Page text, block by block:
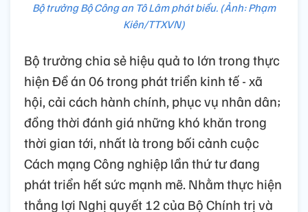
Bộ trưởng Bộ Công an Tô Lâm phát biểu. (Ảnh: Phạm
Kiên/TTXVN)
Bộ trưởng chia sẻ hiệu quả to lớn trong thực
hiện Đề án 06 trong phát triển kinh tế - xã
hội, cải cách hành chính, phục vụ nhân dân;
đồng thời đánh giá những khó khăn trong
thời gian tới, nhất là trong bối cảnh cuộc
Cách mạng Công nghiệp lần thứ tư đang
phát triển hết sức mạnh mẽ. Nhằm thực hiện
thắng lợi Nghị quyết 12 của Bộ Chính trị và